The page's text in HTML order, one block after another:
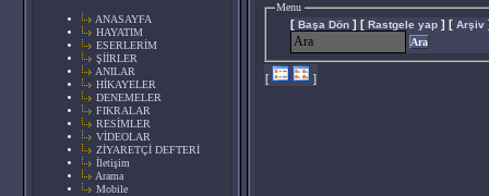
ANASAYFA
HAYATIM
ESERLERİM
ŞİİRLER
ANILAR
HİKAYELER
DENEMELER
FIKRALAR
RESİMLER
VİDEOLAR
ZİYARETÇİ DEFTERİ
İletişim
Arama
Mobile
Menu
[ Başa Dön ] [ Rastgele yap ] [ Arşiv
Ara
[ ]